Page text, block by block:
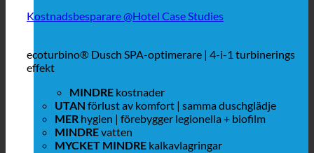
Kostnadsbesparare @Hotel Case Studies
ecoturbino® Dusch SPA-optimerare | 4-i-1 turbinerings
effekt
MINDREkostnader
UTAN förlust av komfort | samma duschglädje
MER hygien | förebygger legionella + biofilm
MINDREvatten
MYCKET MINDRE kalkavlagringar